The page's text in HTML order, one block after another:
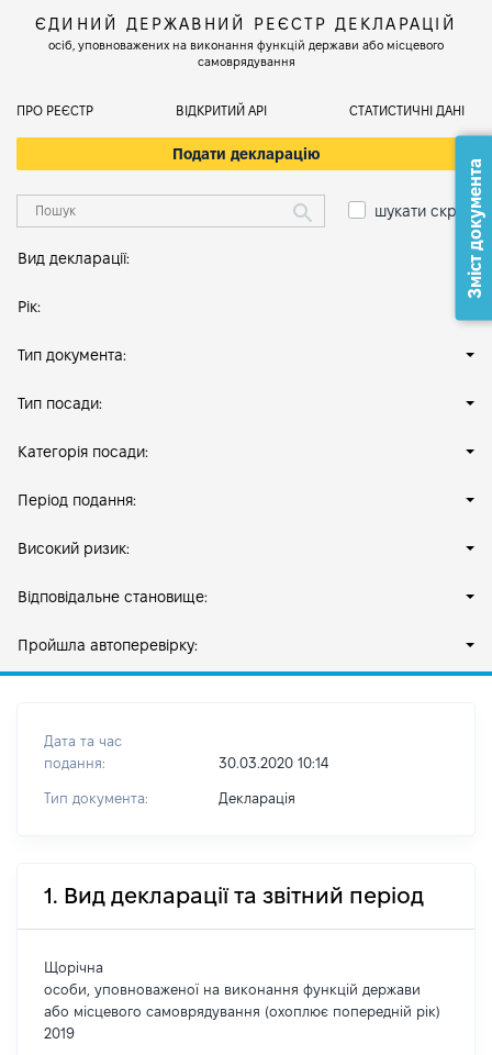
ЄДИНИЙ ДЕРЖАВНИЙ РЕЄСТР ДЕКЛАРАЦІЙ
осіб, уповноважених на виконання функцій держави або місцевого
самоврядування
ПРО РЕЄСТР ВІДКРИТИЙ АРІ СТАТИСТИЧНІ ДАНІ
Подати декларацію
шукати скрізь
Вид декларації:
Рік:
Тип документа:
Тип посади:
Категорія посади:
Період подання:
Високий ризик:
Відповідальне становище:
Пройшла автоперевірку:
Дата та час
подання:
30.03.2020 10:14
Тип документа: Декларація
1. Вид декларації та звітний період
Щорічна
особи, уповноваженої на виконання функцій держави
або місцевого самоврядування (охоплює попередній рік)
2019
Зміст документа